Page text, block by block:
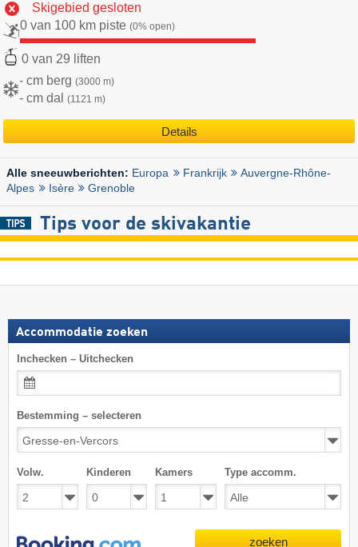
Skigebied gesloten
0 van 100 km piste (0% open)
0 van 29 liften
- cm berg (3000 m)
- cm dal (1121 m)
Details
Alle sneeuwberichten: Europa Frankrijk
Auvergne-Rhône-
Alpes
Isère Grenoble
Tips voor de skivakantie
Accommodatie zoeken
Inchecken – Uitchecken
Bestemming – selecteren
Volw. Kinderen Kamers Type accomm.
zoeken